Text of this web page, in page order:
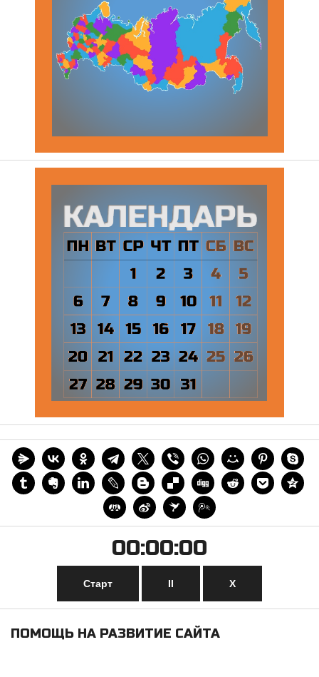
00:00:00
Старт II Х
ПОМОЩЬ НА РАЗВИТИЕ САЙТА